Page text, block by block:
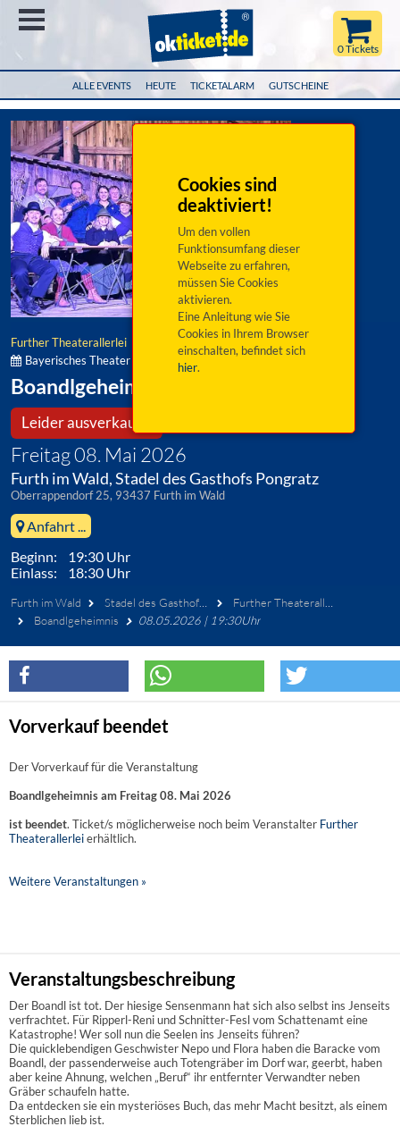
ALLE EVENTS HEUTE TICKETALARM GUTSCHEINE
0 Tickets
Cookies sind
deaktiviert!
Um den vollen
Funktionsumfang dieser
Webseite zu erfahren,
müssen Sie Cookies
aktivieren.
Eine Anleitung wie Sie
Cookies in Ihrem Browser
einschalten, befindet sich
hier.
Further Theaterallerlei
Bayerisches Theater im Koiserbauern-Stadel:
Boandlgeheimnis
Leider ausverkauft!
Freitag 08. Mai 2026
Furth im Wald, Stadel des Gasthofs Pongratz
Oberrappendorf 25, 93437 Furth im Wald
Anfahrt ...
Beginn: 19:30 Uhr
Einlass: 18:30 Uhr
Furth im Wald Stadel des Gasthofs Pongratz
Further Theaterallerlei e.V.
Boandlgeheimnis
08.05.2026 | 19:30Uhr
Vorverkauf beendet
Der Vorverkauf für die Veranstaltung
Boandlgeheimnis am Freitag 08. Mai 2026
ist beendet. Ticket/s möglicherweise noch beim Veranstalter Further
Theaterallerleierhältlich.
Weitere Veranstaltungen »
Veranstaltungsbeschreibung
Der Boandl ist tot. Der hiesige Sensenmann hat sich also selbst ins Jenseits
verfrachtet. Für Ripperl-Reni und Schnitter-Fesl vom Schattenamt eine
Katastrophe! Wer soll nun die Seelen ins Jenseits führen?
Die quicklebendigen Geschwister Nepo und Flora haben die Baracke vom
Boandl, der passenderweise auch Totengräber im Dorf war, geerbt, haben
aber keine Ahnung, welchen „Beruf“ ihr entfernter Verwandter neben
Gräber schaufeln hatte.
Da entdecken sie ein mysteriöses Buch, das mehr Macht besitzt, als einem
Sterblichen lieb ist.